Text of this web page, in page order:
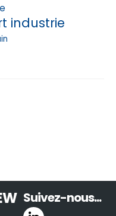
industrie
Suivez-nous...